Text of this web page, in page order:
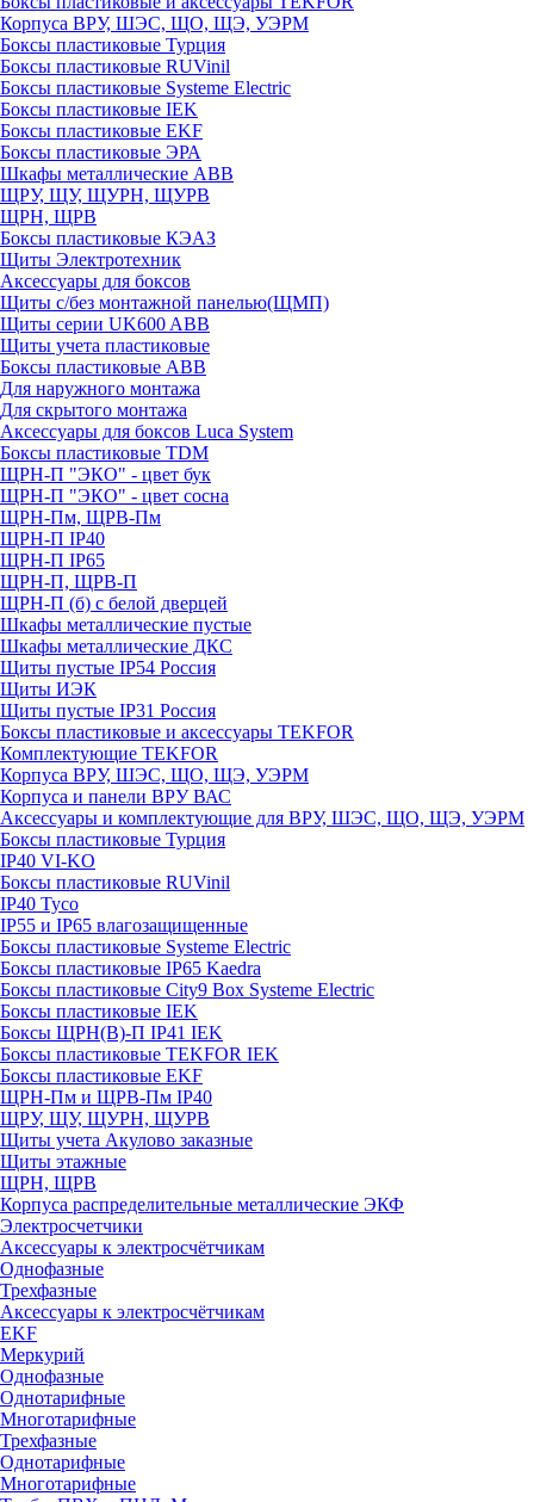
Корпуса ВРУ, ШЭС, ЩО, ЩЭ, УЭРМ
Боксы пластиковые Турция
Боксы пластиковые RUVinil
Боксы пластиковые Systeme Electric
Боксы пластиковые IEK
Боксы пластиковые EKF
Боксы пластиковые ЭРА
Шкафы металлические ABB
ЩРУ, ЩУ, ЩУРН, ЩУРВ
ЩРН, ЩРВ
Боксы пластиковые КЭАЗ
Щиты Электротехник
Аксессуары для боксов
Щиты с/без монтажной панелью(ЩМП)
Щиты серии UK600 ABB
Щиты учета пластиковые
Боксы пластиковые ABB
Для наружного монтажа
Для скрытого монтажа
Аксессуары для боксов Luca System
Боксы пластиковые TDM
ЩРН-П "ЭКО" - цвет бук
ЩРН-П "ЭКО" - цвет сосна
ЩРН-Пм, ЩРВ-Пм
ЩРН-П IP40
ЩРН-П IP65
ЩРН-П, ЩРВ-П
ЩРН-П (б) с белой дверцей
Шкафы металлические пустые
Шкафы металлические ДКС
Щиты пустые IP54 Россия
Щиты ИЭК
Щиты пустые IP31 Россия
Боксы пластиковые и аксессуары TEKFOR
Комплектующие TEKFOR
Корпуса ВРУ, ШЭС, ЩО, ЩЭ, УЭРМ
Корпуса и панели ВРУ ВАС
Аксессуары и комплектующие для ВРУ, ШЭС, ЩО, ЩЭ, УЭРМ
Боксы пластиковые Турция
IP40 VI-KO
Боксы пластиковые RUVinil
IP40 Тусо
IP55 и IP65 влагозащищенные
Боксы пластиковые Systeme Electric
Боксы пластиковые IP65 Kaedra
Боксы пластиковые City9 Box Systeme Electric
Боксы пластиковые IEK
Боксы ЩРН(В)-П IP41 IEK
Боксы пластиковые TEKFOR IEK
Боксы пластиковые EKF
ЩРН-Пм и ЩРВ-Пм IP40
ЩРУ, ЩУ, ЩУРН, ЩУРВ
Щиты учета Акулово заказные
Щиты этажные
ЩРН, ЩРВ
Корпуса распределительные металлические ЭКФ
Электросчетчики
Аксессуары к электросчётчикам
Однофазные
Трехфазные
Аксессуары к электросчётчикам
EKF
Меркурий
Однофазные
Однотарифные
Многотарифные
Трехфазные
Однотарифные
Многотарифные